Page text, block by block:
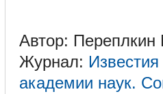
Автор:
Журнал:
академии наук.